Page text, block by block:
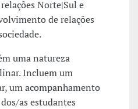
Norte|Sul e
de relações
uma natureza
Incluem um
um acompanhamento
as estudantes